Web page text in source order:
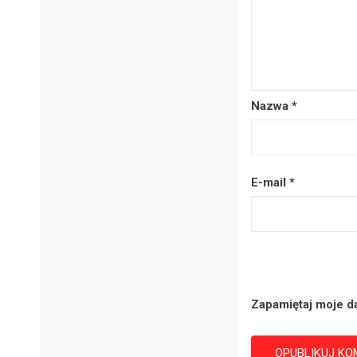
Nazwa *
E-mail *
Zapamiętaj moje